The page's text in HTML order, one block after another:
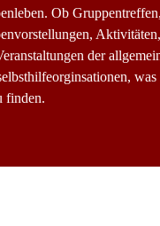
Ob Gruppentreffen,
der
finden.